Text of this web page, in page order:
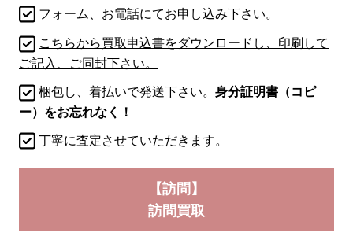
フォーム、お電話にてお申し込み下さい。
こちらから買取申込書をダウンロードし、印刷して
ご記入、ご同封下さい。
梱包し、着払いで発送下さい。 身分証明書（コピ
ー）をお忘れなく！
丁寧に査定させていただきます。
【訪問】
訪問買取